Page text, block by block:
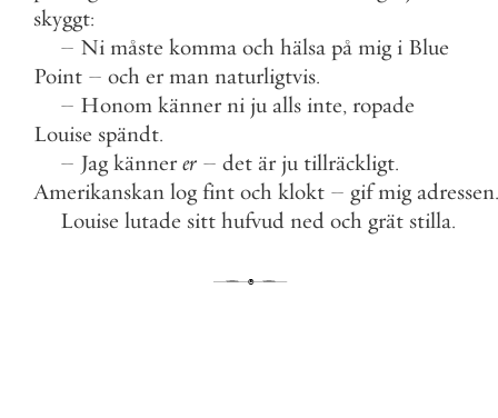
skyggt:
– Ni måste komma och hälsa på mig i Blue
Point – och er man naturligtvis.
– Honom känner ni ju alls inte, ropade
Louise spändt.
– Jag känner er – det är ju tillräckligt.
Amerikanskan log fint och klokt – gif mig adressen.
Louise lutade sitt hufvud ned och grät stilla.